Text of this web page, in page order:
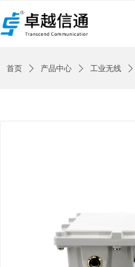
首页 ꄲ 产品中心 ꄲ 工业无线 ꄲ